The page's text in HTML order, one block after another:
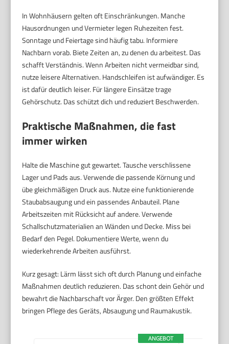
In Wohnhäusern gelten oft Einschränkungen. Manche
Hausordnungen und Vermieter legen Ruhezeiten fest.
Sonntage und Feiertage sind häufig tabu. Informiere
Nachbarn vorab. Biete Zeiten an, zu denen du arbeitest. Das
schafft Verständnis. Wenn Arbeiten nicht vermeidbar sind,
nutze leisere Alternativen. Handschleifen ist aufwändiger. Es
ist dafür deutlich leiser. Für längere Einsätze trage
Gehörschutz. Das schützt dich und reduziert Beschwerden.
Praktische Maßnahmen, die fast
immer wirken
Halte die Maschine gut gewartet. Tausche verschlissene
Lager und Pads aus. Verwende die passende Körnung und
übe gleichmäßigen Druck aus. Nutze eine funktionierende
Staubabsaugung und ein passendes Anbauteil. Plane
Arbeitszeiten mit Rücksicht auf andere. Verwende
Schallschutzmaterialien an Wänden und Decke. Miss bei
Bedarf den Pegel. Dokumentiere Werte, wenn du
wiederkehrende Arbeiten ausführst.
Kurz gesagt: Lärm lässt sich oft durch Planung und einfache
Maßnahmen deutlich reduzieren. Das schont dein Gehör und
bewahrt die Nachbarschaft vor Ärger. Den größten Effekt
bringen Pflege des Geräts, Absaugung und Raumakustik.
ANGEBOT